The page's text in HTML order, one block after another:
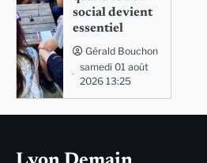
social devient
essentiel
Gérald Bouchon
samedi 01 août
2026 13:25